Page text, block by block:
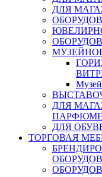
ДЛЯ
ДЛЯ
ДЛЯ
ТОРГОВАЯ